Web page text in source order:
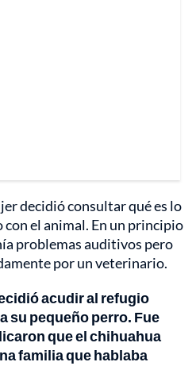
decidió consultar qué es lo
el animal. En un principio
problemas auditivos pero
por un veterinario.
acudir al refugio
su pequeño perro. Fue
que el chihuahua
familia que hablaba